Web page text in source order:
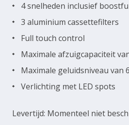
Levertijd: Momenteel niet
4 snelheden inclusief
3 aluminium cassettefilters
Full touch control
Maximale afzuigcapaciteit
Maximale geluidsniveau van
Verlichting met LED spots